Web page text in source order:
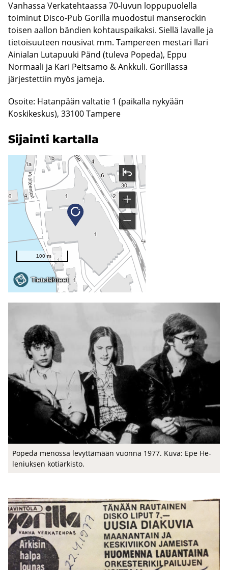
Vanhassa Verkatehtaassa 70-luvun loppupuolella
toiminut Disco-Pub Gorilla muodostui manserockin
toisen aallon bändien kohtauspaikaksi. Siellä lavalle ja
tietoisuuteen nousivat mm. Tampereen mestari Ilari
Ainialan Lutapuuki Pänd (tuleva Popeda), Eppu
Normaali ja Kari Peitsamo & Ankkuli. Gorillassa
järjestettiin myös jameja.
Osoite: Hatanpään valtatie 1 (paikalla nykyään
Koskikeskus), 33100 Tampere
Si­jain­ti kar­tal­la
Po­pe­da me­nos­sa le­vyt­tä­mään vuon­na 1977. Kuva: Epe He­
le­niuk­sen ko­tiar­kis­to.